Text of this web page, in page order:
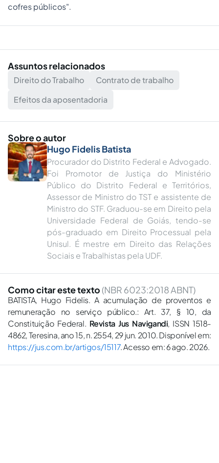
cofres públicos".
Assuntos relacionados
Direito do Trabalho
Contrato de trabalho
Efeitos da aposentadoria
Sobre o autor
Hugo Fidelis Batista
Procurador do Distrito Federal e Advogado.
Foi Promotor de Justiça do Ministério
Público do Distrito Federal e Territórios,
Assessor de Ministro do TST e assistente de
Ministro do STF. Graduou-se em Direito pela
Universidade Federal de Goiás, tendo-se
pós-graduado em Direito Processual pela
Unisul. É mestre em Direito das Relações
Sociais e Trabalhistas pela UDF.
Como citar este texto (NBR 6023:2018 ABNT)
BATISTA, Hugo Fidelis. A acumulação de proventos e
remuneração no serviço público.: Art. 37, § 10, da
Constituição Federal. Revista Jus Navigandi, ISSN 1518-
4862, Teresina, ano 15, n. 2554, 29 jun. 2010. Disponível em:
https://jus.com.br/artigos/15117. Acesso em: 6 ago. 2026.